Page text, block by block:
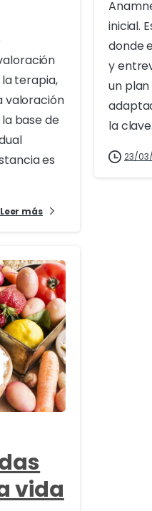
terapia,
valoración
base de
es
Leer más
inicial.
donde
y
un
la
23/
5
vida